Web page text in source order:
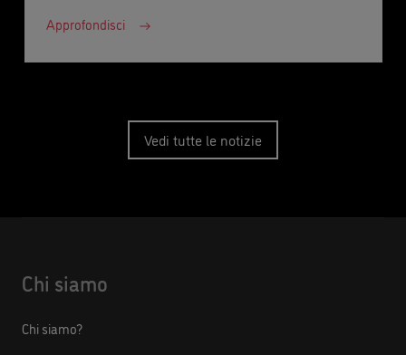
Approfondisci
Vedi tutte le notizie
Chi siamo
Chi siamo?